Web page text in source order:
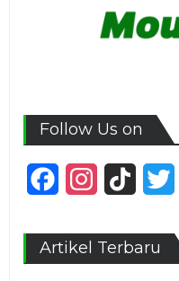
Follow Us on
FacebookInstagram
TikTok
Artikel Terbaru